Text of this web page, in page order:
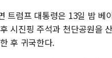
트럼프 대통령은 13일 밤
시진핑 주석과 천단공원을
후 귀국한다.